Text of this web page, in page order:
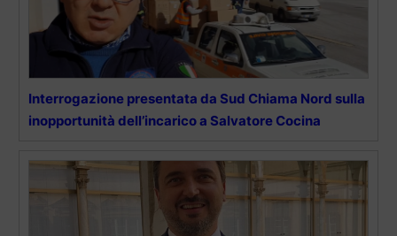
Interrogazione presentata da Sud Chiama Nord sulla
inopportunità dell’incarico a Salvatore Cocina